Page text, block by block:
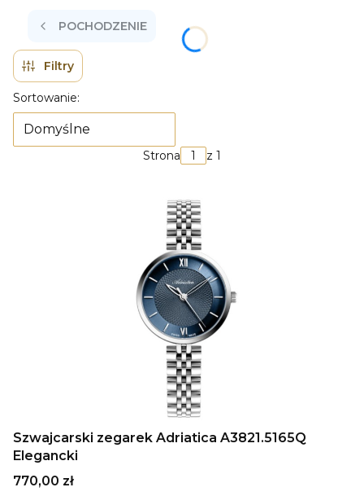
POCHODZENIE
Filtry
Lista produktów
Sortowanie:
Domyślne
Strona z 1
Szwajcarski zegarek Adriatica A3821.5165Q
Elegancki
Cena
770,00 zł